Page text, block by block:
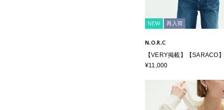
NEW 再入荷
N.O.R.C
【VERY掲載】【SARACO
トカーディガン
¥11,000